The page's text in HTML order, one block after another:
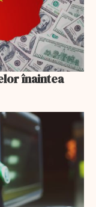
înaintea